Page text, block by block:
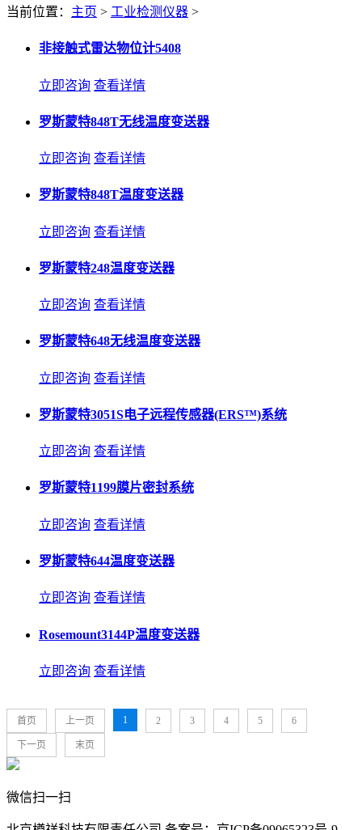
当前位置： 主页 > 工业检测仪器 >
非接触式雷达物位计5408
立即咨询 查看详情
罗斯蒙特848T无线温度变送器
立即咨询 查看详情
罗斯蒙特848T温度变送器
立即咨询 查看详情
罗斯蒙特248温度变送器
立即咨询 查看详情
罗斯蒙特648无线温度变送器
立即咨询 查看详情
罗斯蒙特3051S电子远程传感器(ERS™)系统
立即咨询 查看详情
罗斯蒙特1199膜片密封系统
立即咨询 查看详情
罗斯蒙特644温度变送器
立即咨询 查看详情
Rosemount3144P温度变送器
立即咨询 查看详情
首页 上一页 1 2 3 4 5 6
下一页 末页
微信扫一扫